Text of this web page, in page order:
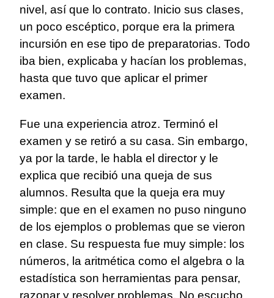
nivel, así que lo contrato. Inicio sus clases,
un poco escéptico, porque era la primera
incursión en ese tipo de preparatorias. Todo
iba bien, explicaba y hacían los problemas,
hasta que tuvo que aplicar el primer
examen.
Fue una experiencia atroz. Terminó el
examen y se retiró a su casa. Sin embargo,
ya por la tarde, le habla el director y le
explica que recibió una queja de sus
alumnos. Resulta que la queja era muy
simple: que en el examen no puso ninguno
de los ejemplos o problemas que se vieron
en clase. Su respuesta fue muy simple: los
números, la aritmética como el algebra o la
estadística son herramientas para pensar,
razonar y resolver problemas. No escucho